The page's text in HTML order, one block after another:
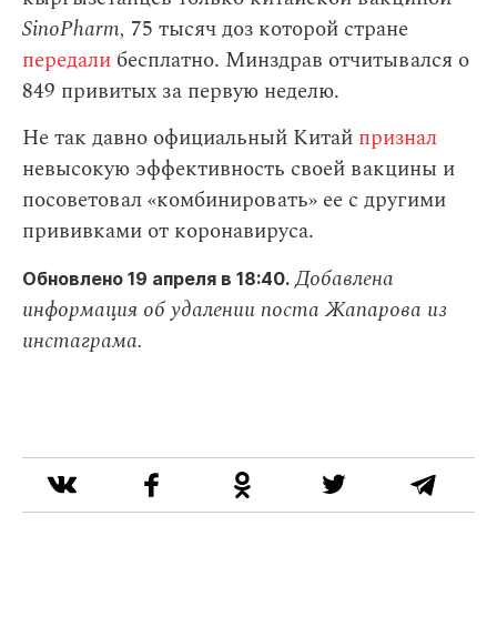
SinoPharm, 75 тысяч доз которой стране
передали бесплатно. Минздрав отчитывался о
849 привитых за первую неделю.
Не так давно официальный Китай признал
невысокую эффективность своей вакцины и
посоветовал «комбинировать» ее с другими
прививками от коронавируса.
Обновлено 19 апреля в 18:40. Добавлена
информация об удалении поста Жапарова из
инстаграма.